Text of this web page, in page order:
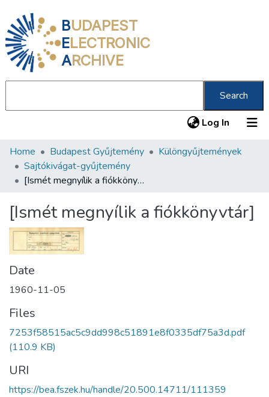
BUDAPEST
ELECTRONIC
ARCHIVE
Search
Log In (current)
Communities & Collections
All of DSpace
About us
Home Budapest Gyűjtemény
Különgyűjtemények
Sajtókivágat-gyűjtemény
[Ismét megnyílik a fiókkönyvtár]
[Ismét megnyílik a fiókkönyvtár]
Date
1960-11-05
Files
7253f58515ac5c9dd998c51891e8f0335df75a3d.pdf
(110.9 KB)
URI
https://bea.fszek.hu/handle/20.500.14711/111359